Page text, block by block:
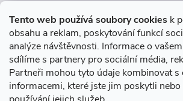
Tento web používá soubory cookies k
obsahu a reklam, poskytování funkcí
analýze návštěvnosti. Informace o
sdílíme s partnery pro sociální média,
Partneři mohou tyto údaje kombinovat s
informacemi, které jste jim poskytli
O nákupu
Novinky v programu Alusic